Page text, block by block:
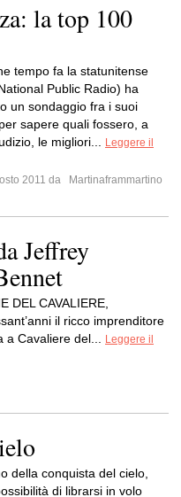
la top 100
tempo fa la statunitense
Public Radio) ha
un sondaggio fra i suoi
sapere quali fossero, a
le migliori...
Leggere il
2011 da
Martinaframmartino
Jeffrey
DEL CAVALIERE,
il ricco imprenditore
a Cavaliere del...
Leggere il
della conquista del cielo,
di librarsi in volo